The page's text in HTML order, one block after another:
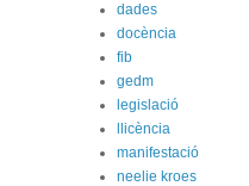
dades
docència
fib
gedm
legislació
llicència
manifestació
neelie kroes